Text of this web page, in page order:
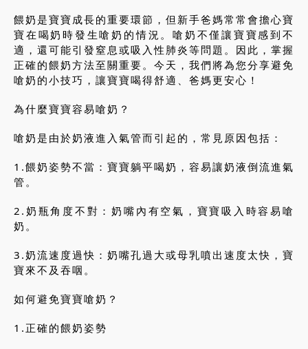
餵奶是寶寶成長的重要環節，但新手爸媽常常會擔心寶
寶在喝奶時發生嗆奶的情況。嗆奶不僅讓寶寶感到不
適，還可能引發窒息或吸入性肺炎等問題。因此，掌握
正確的餵奶方法至關重要。今天，我們將為您分享避免
嗆奶的小技巧，讓寶寶喝得舒適、爸媽更安心！
為什麼寶寶容易嗆奶？
嗆奶是由於奶液進入氣管而引起的，常見原因包括：
1.餵奶姿勢不當：寶寶躺平喝奶，容易讓奶液倒流進氣
管。
2.奶瓶角度不對：奶嘴內有空氣，寶寶吸入時容易嗆
奶。
3.奶流速度過快：奶嘴孔過大或母乳噴出速度太快，寶
寶來不及吞咽。
如何避免寶寶嗆奶？
1.正確的餵奶姿勢